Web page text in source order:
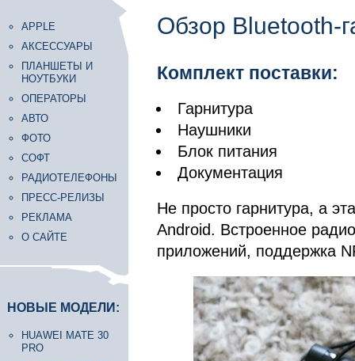
APPLE
АКСЕССУАРЫ
ПЛАНШЕТЫ И
НОУТБУКИ
ОПЕРАТОРЫ
АВТО
ФОТО
СОФТ
РАДИОТЕЛЕФОНЫ
ПРЕСС-РЕЛИЗЫ
РЕКЛАМА
О САЙТЕ
НОВЫЕ МОДЕЛИ:
HUAWEI MATE 30
PRO
Обзор Bluetooth-
Комплект поставки:
Гарнитура
Наушники
Блок питания
Документация
Не просто гарнитура, а
Android. Встроенное
приложений, поддержка